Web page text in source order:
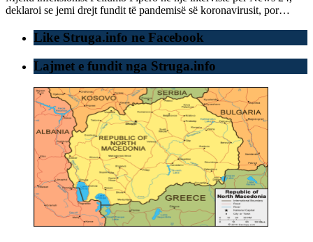
deklaroi se jemi drejt fundit të pandemisë së koronavirusit, por…
Like Struga.info ne Facebook
Lajmet e fundit nga Struga.info